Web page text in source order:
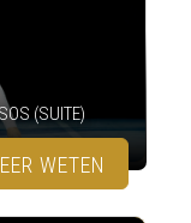
(SUITE)
WETEN